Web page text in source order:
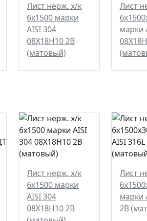
Лист нерж. х/к
6х1500 марки
AISI 304
08Х18Н10 2B
(матовый)
Лист
марки
Лист нерж. х/к
6х1500 марки
AISI 304
08Х18Н10 2B
Лист
марки
2B